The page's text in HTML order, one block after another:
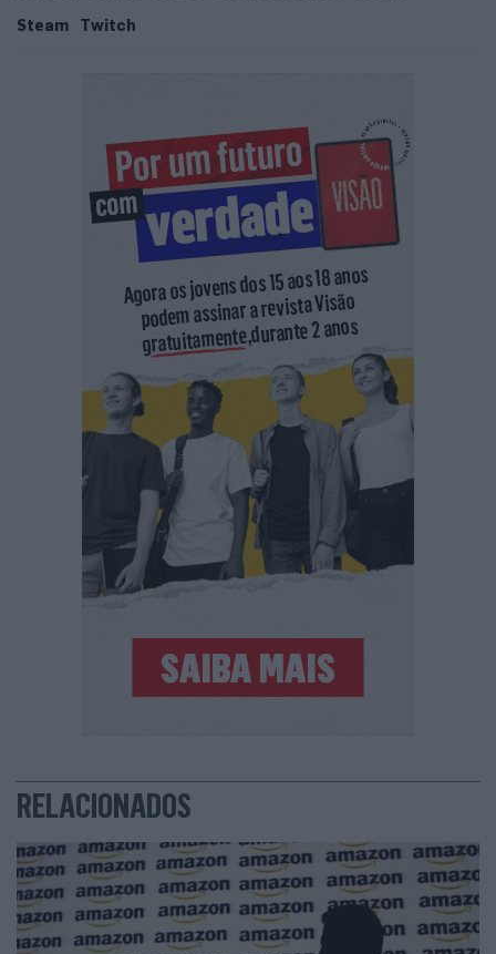
Steam
Twitch
RELACIONADOS